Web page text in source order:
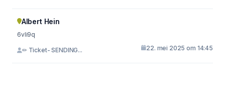
Albert Hein
6vli9q
✏ Ticket- SENDING... 22. mei 2025 om 14:45